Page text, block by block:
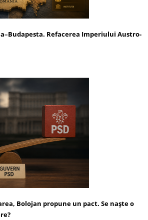
Refacerea Imperiului Austro-
Bolojan propune un pact. Se naște o